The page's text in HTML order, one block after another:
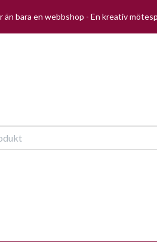
bara en webbshop - En kreativ